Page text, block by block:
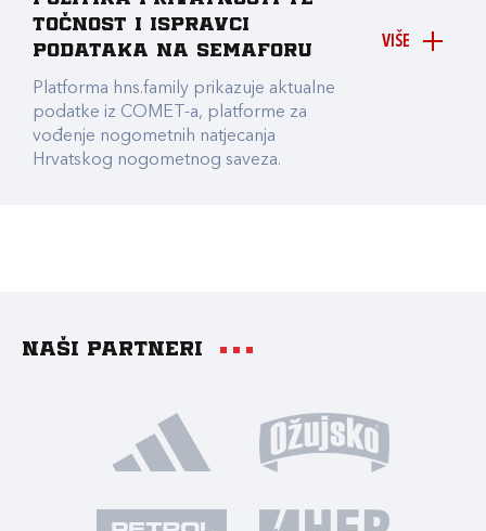
VIŠE
točnost i ispravci
podataka na Semaforu
Platforma hns.family prikazuje aktualne
podatke iz COMET-a, platforme za
vođenje nogometnih natjecanja
Hrvatskog nogometnog saveza.
Naši partneri